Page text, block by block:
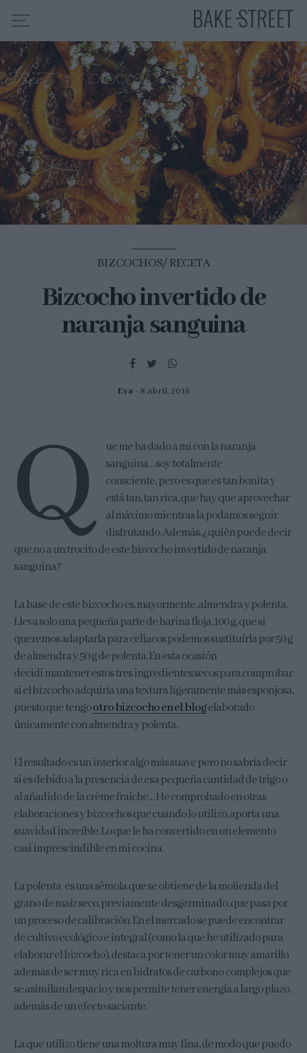
HOME
INDICE DE RECETAS
COLABORO CON
SOBRE MÍ
MIS CURSOS
CONTACTO
ES EN
BIZCOCHOS RECETA
Bizcocho invertido de
naranja sanguina
Eva 8 abril, 2016
Q
ue me ha dado a mi con la naranja
sanguina… soy totalmente
consciente, pero es que es tan bonita y
está tan, tan rica, que hay que aprovechar
al máximo mientras la podamos seguir
disfrutando. Además, ¿quién puede decir
que no a un trocito de este bizcocho invertido de naranja
sanguina?
La base de este bizcocho es, mayormente, almendra y polenta.
Lleva solo una pequeña parte de harina floja, 100 g, que si
queremos adaptarla para celiacos podemos sustituirla por 50 g
de almendra y 50 g de polenta. En esta ocasión
decidí mantener estos tres ingredientes secos para comprobar
si el bizcocho adquiría una textura ligeramente más esponjosa,
puesto que tengootro bizcocho en el blogelaborado
únicamente con almendra y polenta.
El resultado es un interior algo más suave pero no sabría decir
si es debido a la presencia de esa pequeña cantidad de trigo o
al añadido de la crème fraîche… He comprobado en otras
elaboraciones y bizcochos que cuando lo utilizo, aporta una
suavidad increíble. Lo que le ha convertido en un elemento
casi imprescindible en mi cocina.
La polenta es una sémola que se obtiene de la molienda del
grano de maíz seco, previamente desgerminado, que pasa por
un proceso de calibración. En el mercado se puede encontrar
de cultivo ecológico e integral (como la que he utilizado para
elaborar el bizcocho), destaca por tener un color muy amarillo
además de ser muy rica en hidratos de carbono complejos que
se asimilan despacio y nos permite tener energía a largo plazo,
además de un efecto saciante.
La que utilizo tiene una moltura muy fina, de modo que puedo